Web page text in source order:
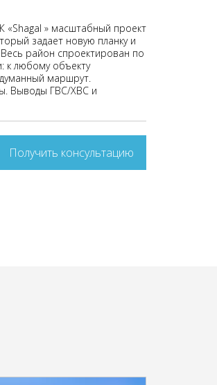
» масштабный проект
задает новую планку и
район спроектирован по
к любому объекту
маршрут.
Выводы ГВС/ХВС и
Получить консультацию